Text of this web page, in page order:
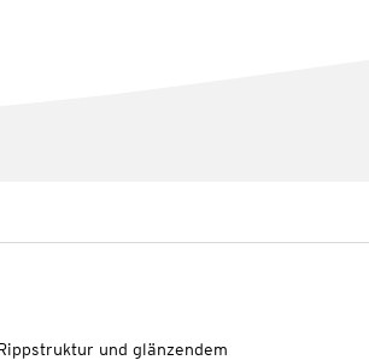
und glänzendem